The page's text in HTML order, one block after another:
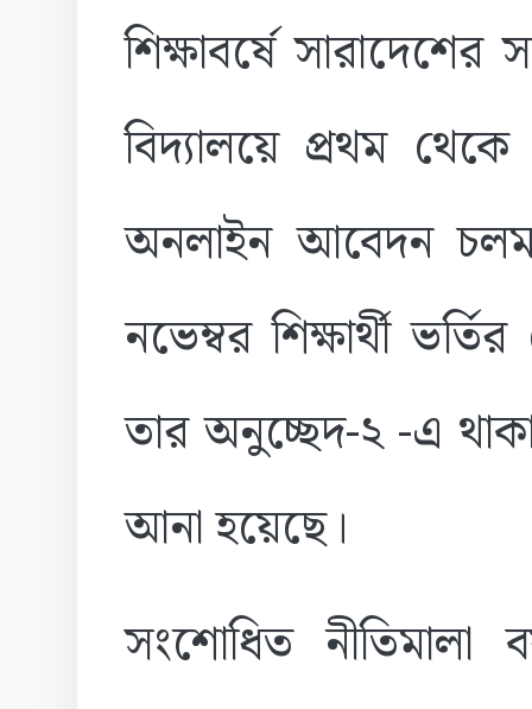
শিক্ষাবর্ষে
বিদ্যালয়ে প্রথম থেকে
অনলাইন আবেদন
নভেম্বর শিক্ষার্থী
তার অনুচ্ছেদ-২ -এ
আনা হয়েছে।
সংশোধিত